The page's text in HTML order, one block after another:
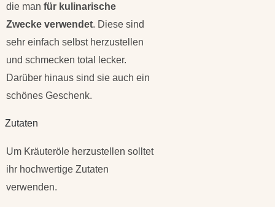
die man für kulinarische
Zwecke verwendet. Diese sind
sehr einfach selbst herzustellen
und schmecken total lecker.
Darüber hinaus sind sie auch ein
schönes Geschenk.
Zutaten
Um Kräuteröle herzustellen solltet
ihr hochwertige Zutaten
verwenden.